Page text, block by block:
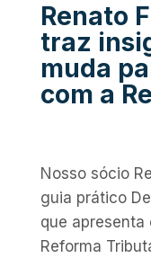
Renato
traz
muda
com a
Nosso sócio
guia prático
que apresenta
Reforma